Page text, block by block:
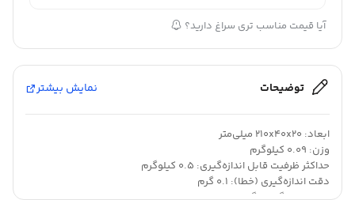
آیا قیمت مناسب تری سراغ دارید؟
توضیحات نمایش بیشتر
ابعاد: 210x40x20 میلی‌متر
وزن: 0.09 کیلوگرم
حداکثر ظرفیت قابل اندازه‌گیری: 0.5 کیلوگرم
دقت اندازه‌گیری (خطا): 0.1 گرم